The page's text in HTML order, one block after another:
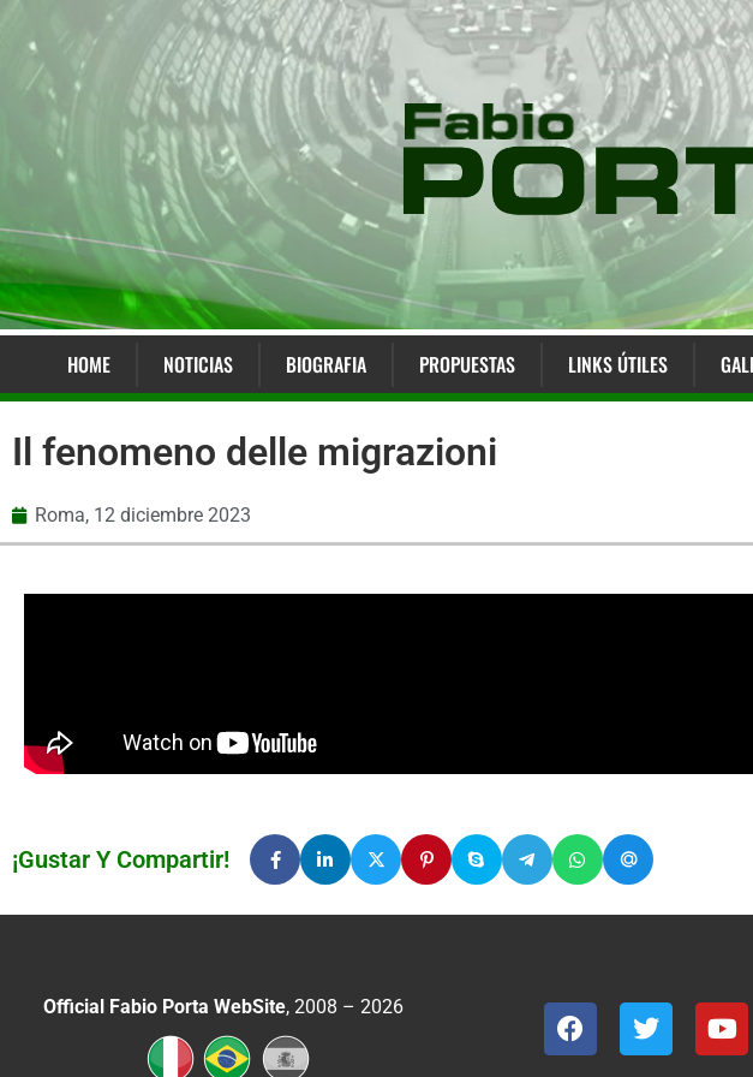
HOME NOTICIAS BIOGRAFIA PROPUESTAS LINKS ÚTILES
Il fenomeno delle migrazioni
Roma, 12 diciembre 2023
¡Gustar Y Compartir!
Official Fabio Porta WebSite, 2008 – 2026